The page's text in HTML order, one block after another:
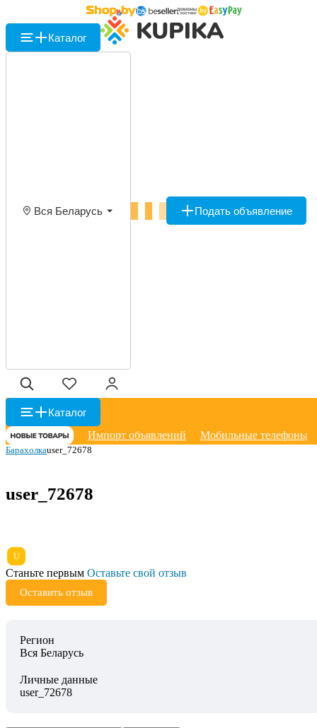
Каталог
Вся Беларусь Подать объявление
Каталог
Импорт объявлений
Мобильные телефоны
Барахолкаuser_72678
user_72678
U
Станьте первым Оставьте свой отзыв
Оставить отзыв
Регион
Вся Беларусь
Личные данные
user_72678